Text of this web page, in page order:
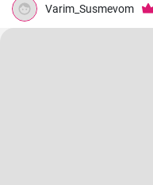
Varim_Susmevom